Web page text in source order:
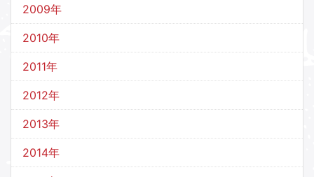
2009年
2010年
2011年
2012年
2013年
2014年